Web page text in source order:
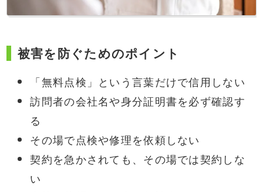
被害を防ぐためのポイント
「無料点検」という言葉だけで信用しない
訪問者の会社名や身分証明書を必ず確認す
る
その場で点検や修理を依頼しない
契約を急かされても、その場では契約しな
い